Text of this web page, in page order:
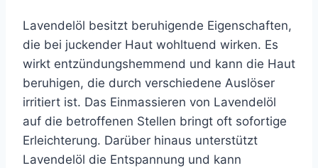
Lavendelöl besitzt beruhigende Eigenschaften,
die bei juckender Haut wohltuend wirken. Es
wirkt entzündungshemmend und kann die Haut
beruhigen, die durch verschiedene Auslöser
irritiert ist. Das Einmassieren von Lavendelöl
auf die betroffenen Stellen bringt oft sofortige
Erleichterung. Darüber hinaus unterstützt
Lavendelöl die Entspannung und kann